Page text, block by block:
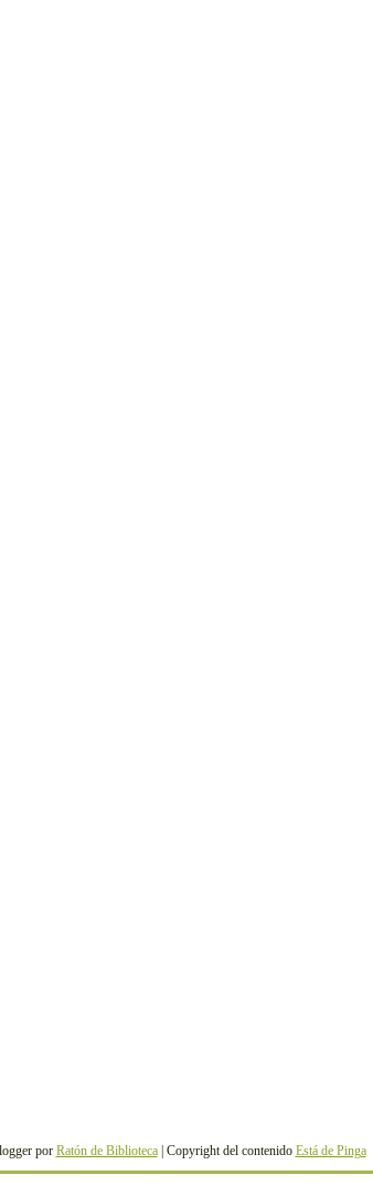
por Ratón de Biblioteca| Copyright del contenido Está de Pinga